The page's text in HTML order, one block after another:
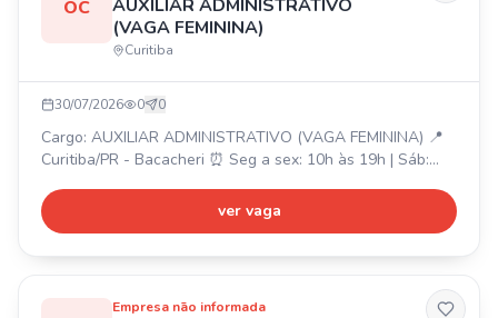
OC
AUXILIAR ADMINISTRATIVO
(VAGA FEMININA)
Curitiba
30/07/2026 0 0
Cargo: AUXILIAR ADMINISTRATIVO (VAGA FEMININA) 📍
Curitiba/PR - Bacacheri ⏰ Seg a sex: 10h às 19h | Sáb:
2.058,00 (pós-experiência) + VA R$ 25,00/dia + VT +
programa de milhas e incentivos. Formação: Ensino médio
ver vaga
Empresa não informada